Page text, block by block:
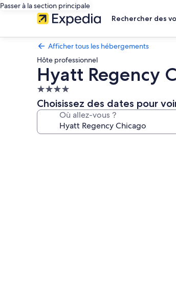
Passer à la section principale
Rechercher des
Afficher tous les hébergements
Hôte professionnel
Hyatt Regency
Hébergement
4.0 étoiles
Choisissez des dates pour
Où allez-vous ?